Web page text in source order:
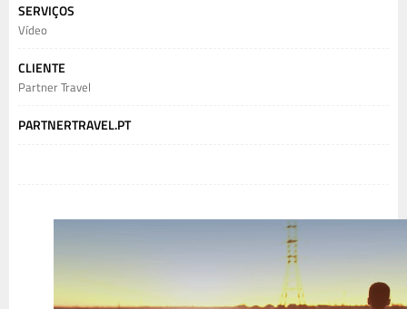
SERVIÇOS
Vídeo
CLIENTE
Partner Travel
PARTNERTRAVEL.PT